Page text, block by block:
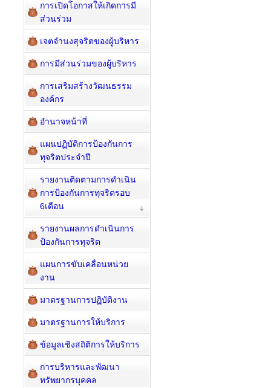
การเปิดโอกาสให้เกิดการมี
ส่วนร่วม
เจตจำนงสุจริตของผู้บริหาร
การมีส่วนร่วมของผู้บริหาร
การเสริมสร้างวัฒนธรรม
องค์กร
อำนาจหน้าที่
แผนปฏิบัติการป้องกันการ
ทุจริตประจำปี
รายงานติดตามการดำเนิน
การป้องกันการทุจริตรอบ
6เดือน
รายงานผลการดำเนินการ
ป้องกันการทุจริต
แผนการขับเคลื่อนหน่วย
งาน
มาตรฐานการปฏิบัติงาน
มาตรฐานการให้บริการ
ข้อมูลเชิงสถิติการให้บริการ
การบริหารและพัฒนา
ทรัพยากรบุคคล